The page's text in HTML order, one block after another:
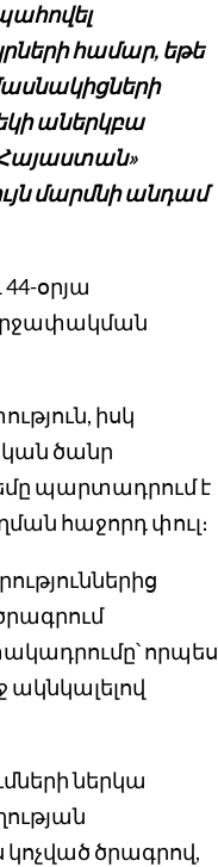
համար, եթե
աներկբա
մարմնի անդամ
օրյա
իսկ
ծանր
պարտադրում է
հաջորդ փուլ։
որպես
ներկա
ծրագրով,